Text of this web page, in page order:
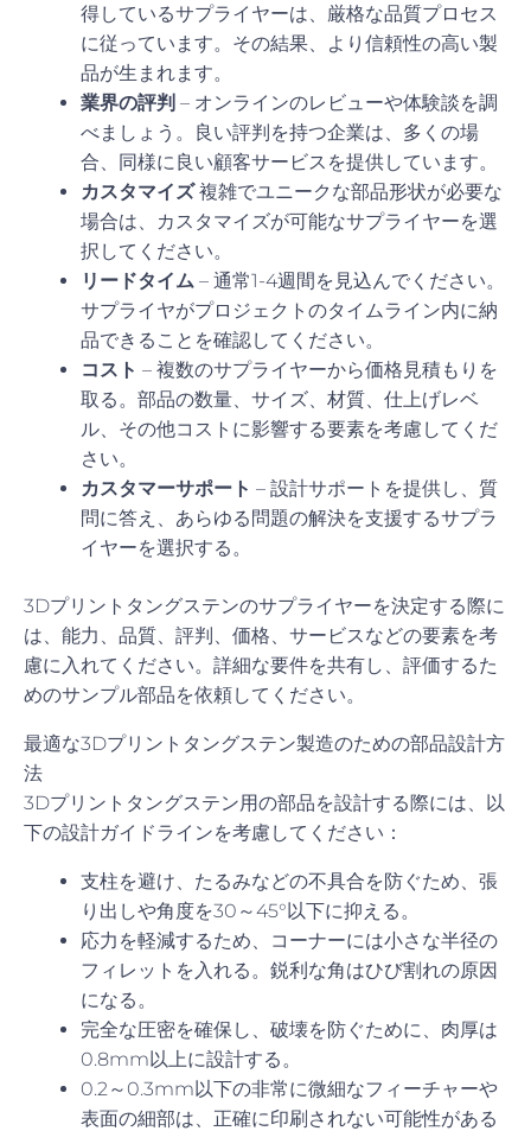
得しているサプライヤーは、厳格な品質プロセス
に従っています。その結果、より信頼性の高い製
品が生まれます。
業界の評判 – オンラインのレビューや体験談を調
べましょう。良い評判を持つ企業は、多くの場
合、同様に良い顧客サービスを提供しています。
カスタマイズ複雑でユニークな部品形状が必要な
場合は、カスタマイズが可能なサプライヤーを選
択してください。
リードタイム – 通常1-4週間を見込んでください。
サプライヤがプロジェクトのタイムライン内に納
品できることを確認してください。
コスト – 複数のサプライヤーから価格見積もりを
取る。部品の数量、サイズ、材質、仕上げレベ
ル、その他コストに影響する要素を考慮してくだ
さい。
カスタマーサポート – 設計サポートを提供し、質
問に答え、あらゆる問題の解決を支援するサプラ
イヤーを選択する。
3Dプリントタングステンのサプライヤーを決定する際に
は、能力、品質、評判、価格、サービスなどの要素を考
慮に入れてください。詳細な要件を共有し、評価するた
めのサンプル部品を依頼してください。
最適な3Dプリントタングステン製造のための部品設計方
法
3Dプリントタングステン用の部品を設計する際には、以
下の設計ガイドラインを考慮してください：
支柱を避け、たるみなどの不具合を防ぐため、張
り出しや角度を30～45°以下に抑える。
応力を軽減するため、コーナーには小さな半径の
フィレットを入れる。鋭利な角はひび割れの原因
になる。
完全な圧密を確保し、破壊を防ぐために、肉厚は
0.8mm以上に設計する。
0.2～0.3mm以下の非常に微細なフィーチャーや
表面の細部は、正確に印刷されない可能性がある